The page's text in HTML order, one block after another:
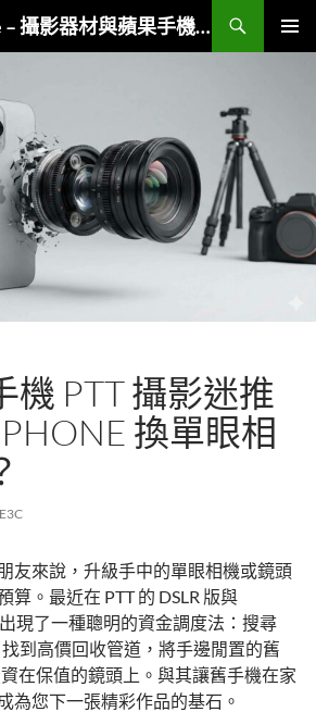
賣相機也收 iPhone – 攝影器材與蘋果手機複合收購
機 PTT 攝影迷推
換單眼相
友來說，升級手中的單眼相機或鏡頭
算。最近在 PTT 的 DSLR 版與
現了一種聰明的資金調度法：搜尋
找到高價回收管道，將手邊閒置的舊
在保值的鏡頭上。與其讓舊手機在家
為您下一張精彩作品的基石。